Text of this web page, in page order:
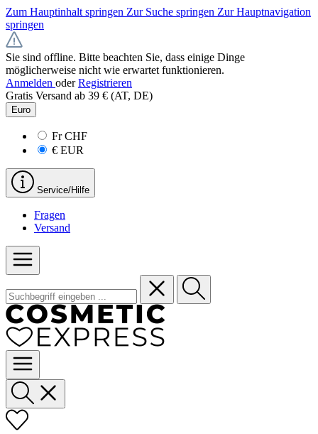
Zum Hauptinhalt springen Zur Suche springen Zur Hauptnavigation
springen
Sie sind offline. Bitte beachten Sie, dass einige Dinge
möglicherweise nicht wie erwartet funktionieren.
Anmelden oder Registrieren
Gratis Versand ab 39 € (AT, DE)
Euro
FrCHF
€ EUR
Service/Hilfe
Fragen
Versand